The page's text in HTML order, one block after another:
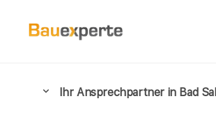
Ihr Ansprechpartner in Bad